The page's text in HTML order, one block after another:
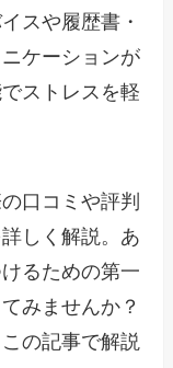
スや履歴書・
ケーションが
ストレスを軽
口コミや評判
しく解説。あ
るための第一
みませんか？
の記事で解説